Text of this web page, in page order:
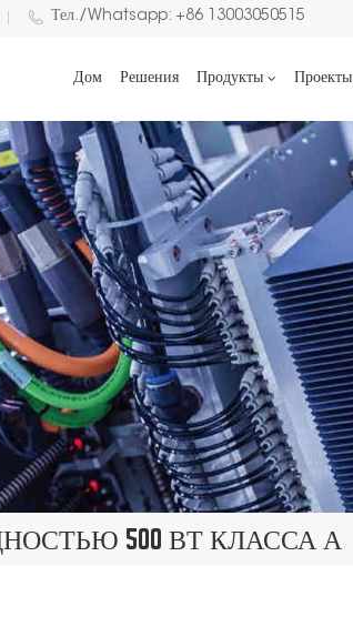
Тел./Whatsapp: +86 13003050515
Дом Решения Продукты Проекты
500 ВТ КЛАССА А